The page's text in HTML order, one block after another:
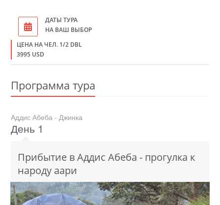
ДАТЫ ТУРА
НА ВАШ ВЫБОР
ЦЕНА НА ЧЕЛ. 1/2 DBL
3995 USD
Программа тура
Аддис Абеба - Джинка
День 1
Прибытие в Аддис Абеба - прогулка к
народу аари